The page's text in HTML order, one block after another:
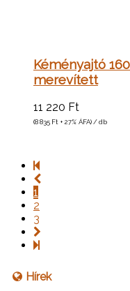
Kéményajtó
merevített
11 220 Ft
(8 835 Ft + 27% ÁFA) / db
1
2
3
Hírek